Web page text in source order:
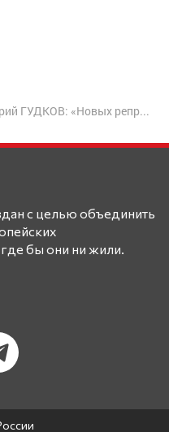
«Новых репрессий избежать не удастся»
с целью объединить
бы они ни жили.